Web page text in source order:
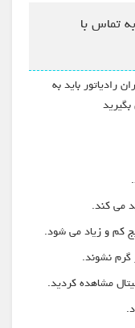
تماس با
رادیاتور باید به
می کند.
کم و زیاد می شود.
گرم نشوند.
مشاهده کردید.